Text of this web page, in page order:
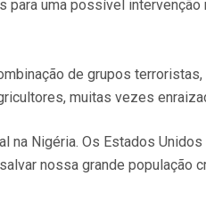
para uma possível
de grupos
muitas vezes
na Nigéria. Os Estados
nossa grande população